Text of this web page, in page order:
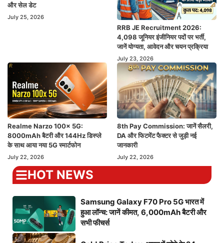
और सेल डेट
July 25, 2026
RRB JE Recruitment 2026:
4,098 जूनियर इंजीनियर पदों पर भर्ती,
जानें योग्यता, आवेदन और चयन प्रक्रिया
July 23, 2026
Realme Narzo 100x 5G:
8000mAh बैटरी और 144Hz डिस्प्ले
के साथ आया नया 5G स्मार्टफोन
July 22, 2026
8th Pay Commission: जानें सैलरी,
DA और फिटमेंट फैक्टर से जुड़ी नई
जानकारी
July 22, 2026
HOT NEWS
Samsung Galaxy F70 Pro 5G भारत में
हुआ लॉन्च: जानें कीमत, 6,000mAh बैटरी और
सभी फीचर्स